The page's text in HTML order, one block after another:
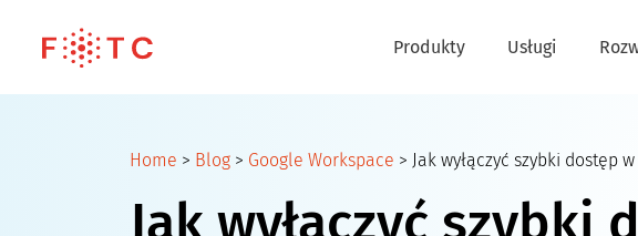
Produkty Usługi
Home > Blog > Google Workspace > Jak wyłączyć szybki dostęp
Jak wyłączyć szybki